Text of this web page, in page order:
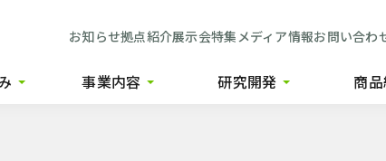
お知らせ拠点紹介展示会特集メディア情報お問い合わ
事業内容 研究開発 商